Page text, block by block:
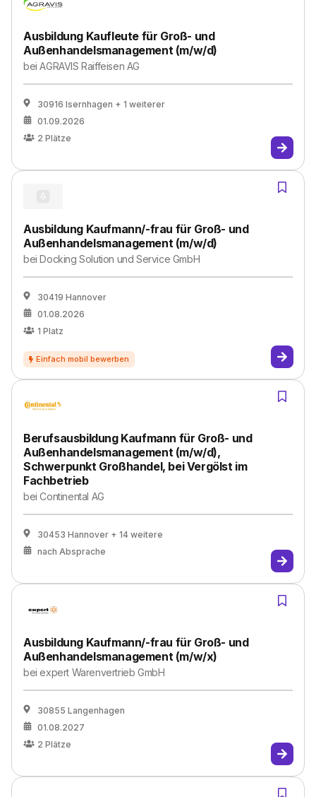
Ausbildung Kaufleute für Groß- und
Außenhandelsmanagement (m/w/d)
beiAGRAVIS Raiffeisen AG
30916 Isernhagen + 1 weiterer
01.09.2026
2 Plätze
Ausbildung Kaufmann/-frau für Groß- und
Außenhandelsmanagement (m/w/d)
beiDocking Solution und Service GmbH
30419 Hannover
01.08.2026
1 Platz
Berufsausbildung Kaufmann für Groß- und
Außenhandelsmanagement (m/w/d),
Schwerpunkt Großhandel, bei Vergölst im
Fachbetrieb
beiContinental AG
30453 Hannover + 14 weitere
nach Absprache
Ausbildung Kaufmann/-frau für Groß- und
Außenhandelsmanagement (m/w/x)
beiexpert Warenvertrieb GmbH
30855 Langenhagen
01.08.2027
2 Plätze